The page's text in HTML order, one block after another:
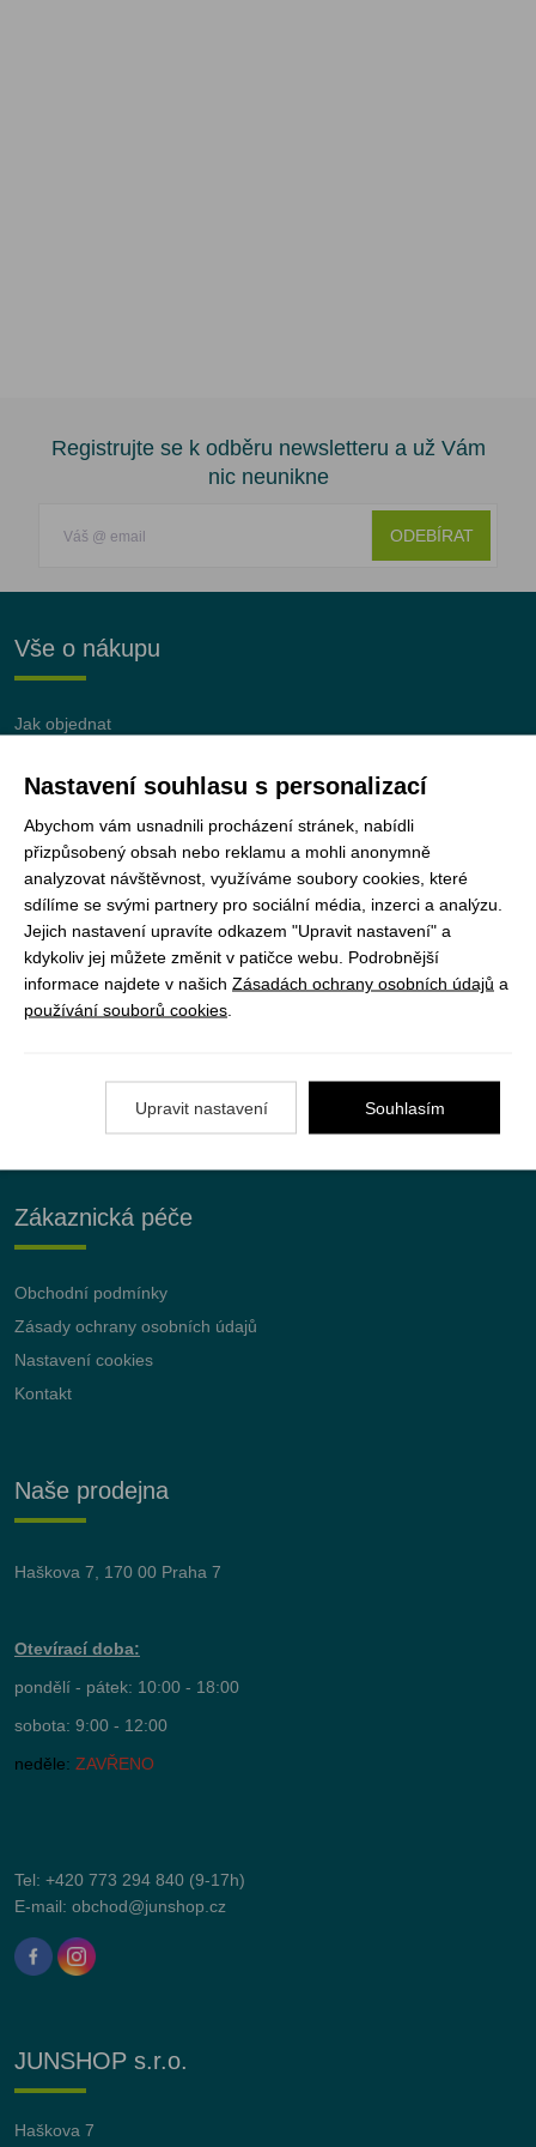
Registrujte se k odběru newsletteru a už Vám
nic neunikne
ODEBÍRAT
Vše o nákupu
Jak objednat
Nejčastější dotazy (FAQ)
Podmínky vrácení peněz
JUNshop s.r.o.je 100% vlastněn organizací
Junák – český skaut, z.s.
Zákaznická péče
Obchodní podmínky
Zásady ochrany osobních údajů
Nastavení cookies
Kontakt
Naše prodejna
Haškova 7, 170 00 Praha 7
Otevírací doba:
pondělí - pátek: 10:00 - 18:00
sobota: 9:00 - 12:00
neděle: ZAVŘENO
Tel: +420 773 294 840 (9-17h)
E-mail: obchod@junshop.cz
JUNSHOP s.r.o.
Haškova 7
Nastavení souhlasu s personalizací
Abychom vám usnadnili procházení stránek, nabídli
přizpůsobený obsah nebo reklamu a mohli anonymně
analyzovat návštěvnost, využíváme soubory cookies, které
sdílíme se svými partnery pro sociální média, inzerci a analýzu.
Jejich nastavení upravíte odkazem "Upravit nastavení" a
kdykoliv jej můžete změnit v patičce webu. Podrobnější
informace najdete v našich Zásadách ochrany osobních údajů a
používání souborů cookies
Upravit nastavení Souhlasím